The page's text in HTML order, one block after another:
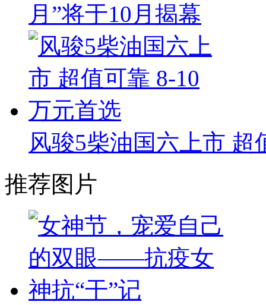
月”将于10月揭幕
风骏5柴油国六上市 超
推荐图片